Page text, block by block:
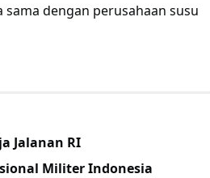
sama dengan perusahaan susu
Jalanan RI
Militer Indonesia